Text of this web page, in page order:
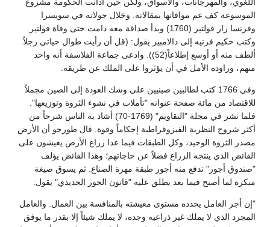
الموسوعة كف عم موافاتها بمقالاته. وخلال جولاته في سويسرا
وفرنسا زار فولتير (1760) وبدأ صداقة معه دامت حتى وفاة فولتير.
وكتب حكيم فرنيه إلى دالامبير يقول: (قل أن رأيت طوال حياتي رجلاً
ألطف منه أو أوسع إطلاعاً(52)). وادعى جماعة الفلاسفة أنه واحد
منهم، وراوده الأمل في أن يؤثروا على الملك عن طريقه.
وفي 1766 كتب لطالبين صينيين على وشك العودة إلى الصين مجملاً
للاقتصاد من مائة صفحة عنوانه "تأملات في نشوء الثروة وتوزيعها".
فلما نشر في مجلة "التقاويم" (1769-70) أشاد به الناس شرحاً من
أكثر شروح النظرية الفيزوقراطية إحكاماً وقوة. قال طورجو أن الأرض
مصدر الثروة الوحيد، وكل الطبقات فيما عدا زراع الأرض يعيشون على
الفائض الذي ينتجه الزراع فضلاً عن حاجاتهم؛ وهذا الفائض يؤلف
"صندوق أجور" تدفع منه أجور طبقة مهرة الصناع. ثم يسوق صيغة
مبكرة لما أصبح فيما بعد يطلق عليه "قانون الجور الحديدي" يقول:
"إن أجر العامل يحدده مستوى معيشته بالمنافسة بين العمال. والعامل
المجرد الذي لا يملك غير ذراعيه وجده، لا يملك شيئاً إلا بقدر ما يوفق